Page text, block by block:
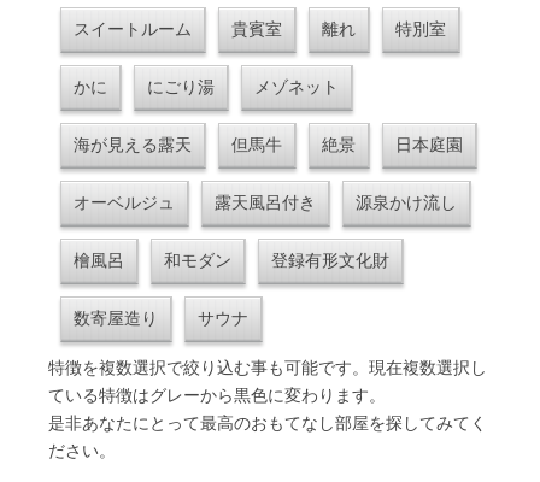
スイートルーム 貴賓室 離れ 特別室
かに にごり湯 メゾネット
海が見える露天 但馬牛 絶景 日本庭園
オーベルジュ 露天風呂付き 源泉かけ流し
檜風呂 和モダン 登録有形文化財
数寄屋造り サウナ
特徴を複数選択で絞り込む事も可能です。現在複数選択し
ている特徴はグレーから黒色に変わります。
是非あなたにとって最高のおもてなし部屋を探してみてく
ださい。